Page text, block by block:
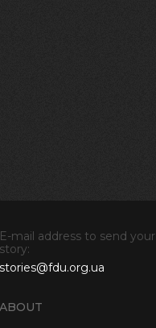
ABOUT
E-mail address to send your
story:
stories@fdu.org.ua